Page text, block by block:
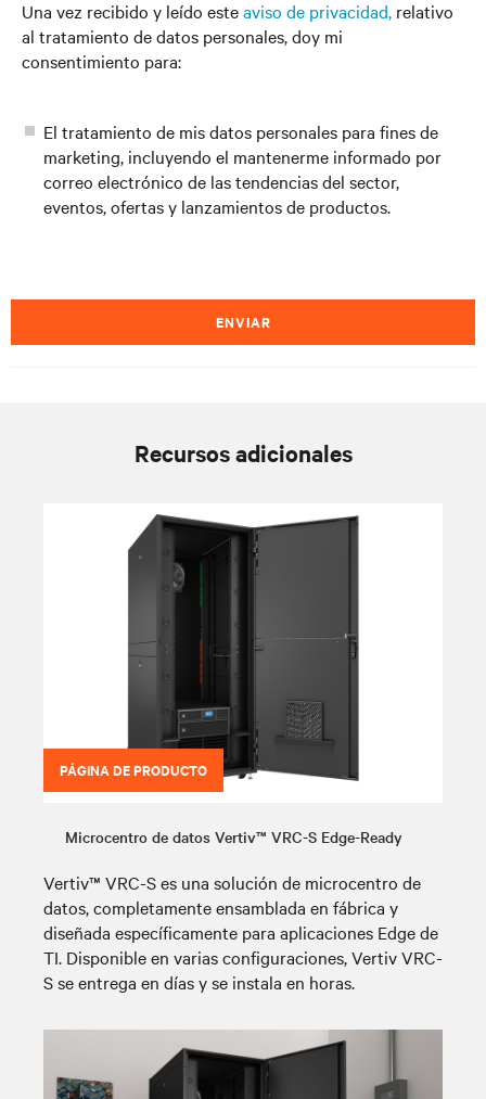
Una vez recibido y leído esteaviso de privacidad, relativo
al tratamiento de datos personales, doy mi
consentimiento para:
El tratamiento de mis datos personales para fines de
marketing, incluyendo el mantenerme informado por
correo electrónico de las tendencias del sector,
eventos, ofertas y lanzamientos de productos.
ENVIAR
Recursos adicionales
PÁGINA DE PRODUCTO
Microcentro de datos Vertiv™ VRC-S Edge-Ready
Vertiv™ VRC-S es una solución de microcentro de
datos, completamente ensamblada en fábrica y
diseñada específicamente para aplicaciones Edge de
TI. Disponible en varias configuraciones, Vertiv VRC-
S se entrega en días y se instala en horas.